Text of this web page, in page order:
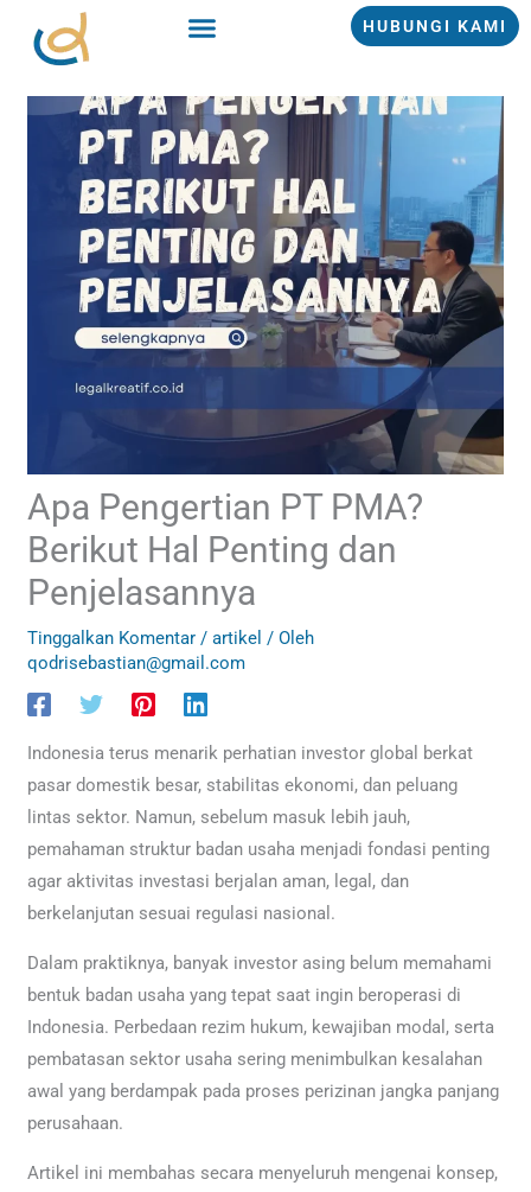
HUBUNGI KAMI
Apa Pengertian PT PMA?
Berikut Hal Penting dan
Penjelasannya
Tinggalkan Komentar /artikel / Oleh
qodrisebastian@gmail.com
Indonesia terus menarik perhatian investor global berkat
pasar domestik besar, stabilitas ekonomi, dan peluang
lintas sektor. Namun, sebelum masuk lebih jauh,
pemahaman struktur badan usaha menjadi fondasi penting
agar aktivitas investasi berjalan aman, legal, dan
berkelanjutan sesuai regulasi nasional.
Dalam praktiknya, banyak investor asing belum memahami
bentuk badan usaha yang tepat saat ingin beroperasi di
Indonesia. Perbedaan rezim hukum, kewajiban modal, serta
pembatasan sektor usaha sering menimbulkan kesalahan
awal yang berdampak pada proses perizinan jangka panjang
perusahaan.
Artikel ini membahas secara menyeluruh mengenai konsep,